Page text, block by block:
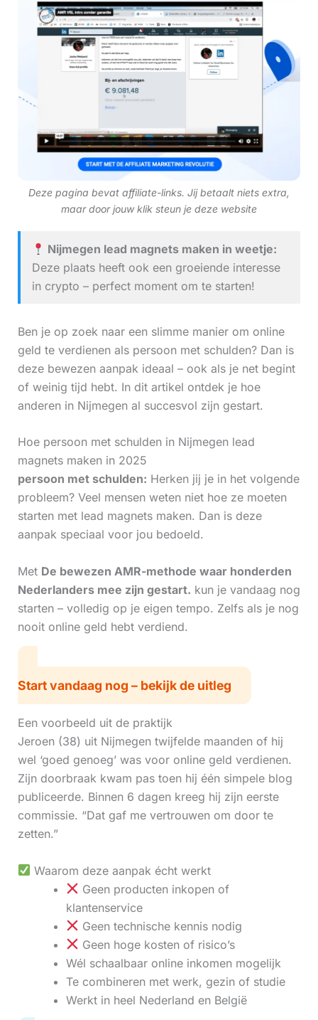
Deze pagina bevat affiliate-links. Jij betaalt niets extra,
maar door jouw klik steun je deze website
Nijmegen lead magnets maken in weetje:
Deze plaats heeft ook een groeiende interesse
in crypto – perfect moment om te starten!
Ben je op zoek naar een slimme manier om online
geld te verdienen als persoon met schulden? Dan is
deze bewezen aanpak ideaal – ook als je net begint
of weinig tijd hebt. In dit artikel ontdek je hoe
anderen in Nijmegen al succesvol zijn gestart.
Hoe persoon met schulden in Nijmegen lead
magnets maken in 2025
persoon met schulden: Herken jij je in het volgende
probleem? Veel mensen weten niet hoe ze moeten
starten met lead magnets maken. Dan is deze
aanpak speciaal voor jou bedoeld.
Met De bewezen AMR-methode waar honderden
Nederlanders mee zijn gestart. kun je vandaag nog
starten – volledig op je eigen tempo. Zelfs als je nog
nooit online geld hebt verdiend.
Start vandaag nog – bekijk de uitleg
Een voorbeeld uit de praktijk
Jeroen (38) uit Nijmegen twijfelde maanden of hij
wel ‘goed genoeg’ was voor online geld verdienen.
Zijn doorbraak kwam pas toen hij één simpele blog
publiceerde. Binnen 6 dagen kreeg hij zijn eerste
commissie. “Dat gaf me vertrouwen om door te
zetten.”
Waarom deze aanpak écht werkt
Geen producten inkopen of
klantenservice
Geen technische kennis nodig
Geen hoge kosten of risico’s
Wél schaalbaar online inkomen mogelijk
Te combineren met werk, gezin of studie
Werkt in heel Nederland en België